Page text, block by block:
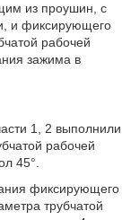
из проушин, с
и фиксирующего
рабочей
зажима в
1, 2 выполнили
рабочей
45°.
фиксирующего
трубчатой